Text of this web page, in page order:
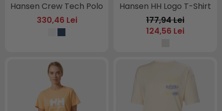
Hansen Crew Tech Polo
330,46 Lei
Hansen HH Logo T-Shirt
177,94 Lei
124,56 Lei